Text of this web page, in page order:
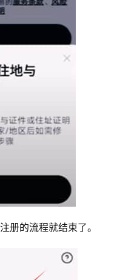
册的流程就结束了。